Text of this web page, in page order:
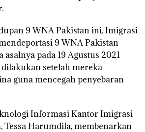
9 WNA Pakistan ini, Imigrasi
9 WNA Pakistan
asalnya pada 19 Agustus 2021
setelah mereka
guna mencegah penyebaran
Informasi Kantor Imigrasi
Tessa Harumdila, membenarkan